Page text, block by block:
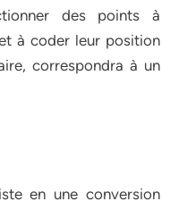
des points à
à coder leur position
correspondra à un
en une conversion